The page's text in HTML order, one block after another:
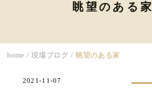
眺望のある家
home /現場ブログ / 眺望のある家
2021-11-07